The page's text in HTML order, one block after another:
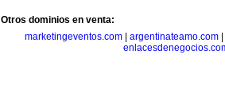
Otros dominios en venta:
marketingeventos.com| argentinateamo.com|